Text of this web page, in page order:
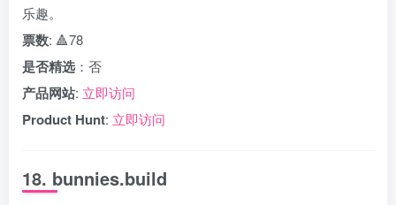
乐趣。
票数: 🔺78
是否精选 ：否
产品网站: 立即访问
Product Hunt: 立即访问
18. bunnies.build